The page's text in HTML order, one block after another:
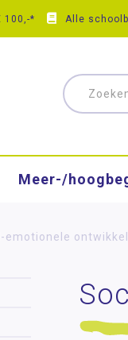
100,-* Alle
Meer-/
emotionele